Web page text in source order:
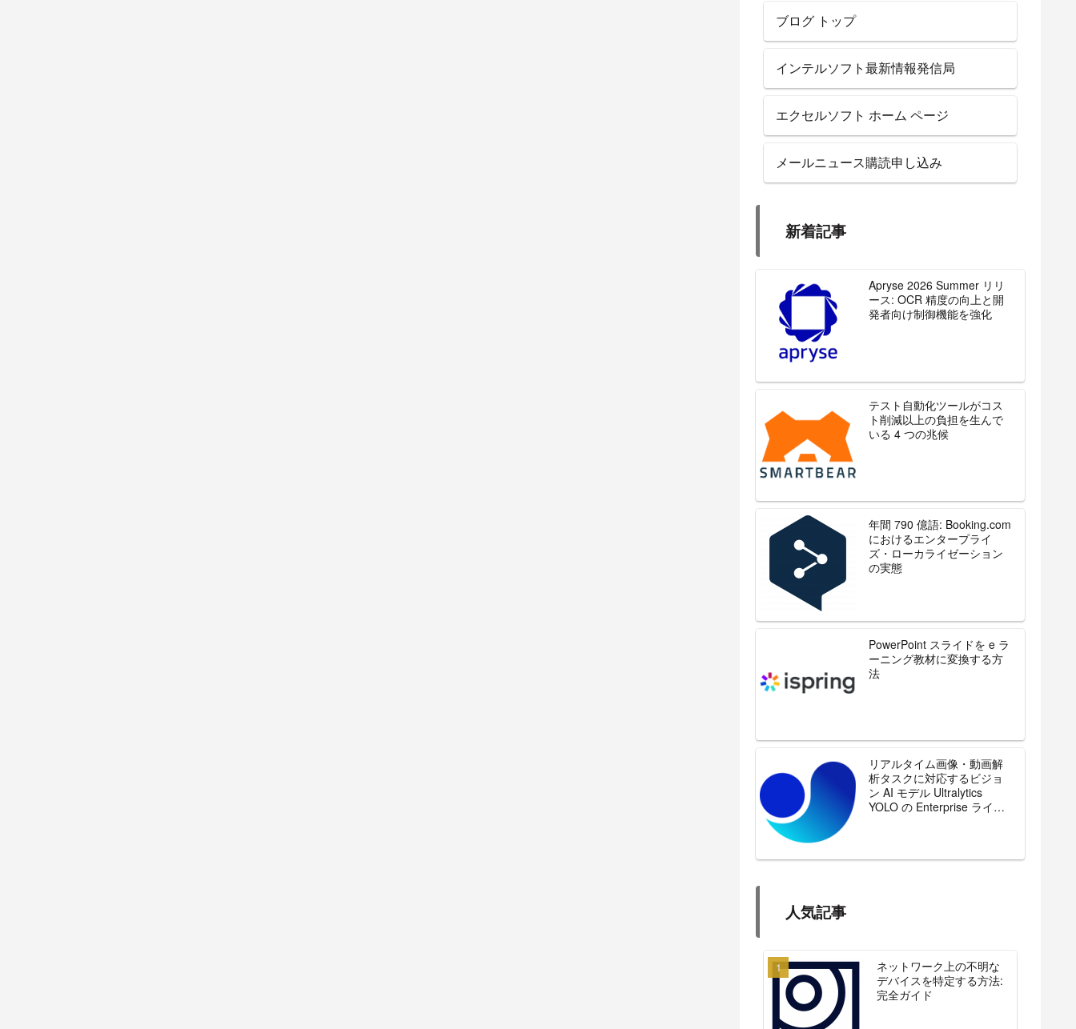
ブログ トップ
インテルソフト最新情報発信局
エクセルソフト ホーム ページ
メールニュース購読申し込み
新着記事
Apryse 2026 Summer リリ
ース: OCR 精度の向上と開
発者向け制御機能を強化
テスト自動化ツールがコス
ト削減以上の負担を生んで
いる 4 つの兆候
年間 790 億語: Booking.com
におけるエンタープライ
ズ・ローカライゼーション
の実態
PowerPoint スライドを e ラ
ーニング教材に変換する方
法
リアルタイム画像・動画解
析タスクに対応するビジョ
ン AI モデル Ultralytics
YOLO の Enterprise ライセ
人気記事
ネットワーク上の不明な
デバイスを特定する方法:
完全ガイド